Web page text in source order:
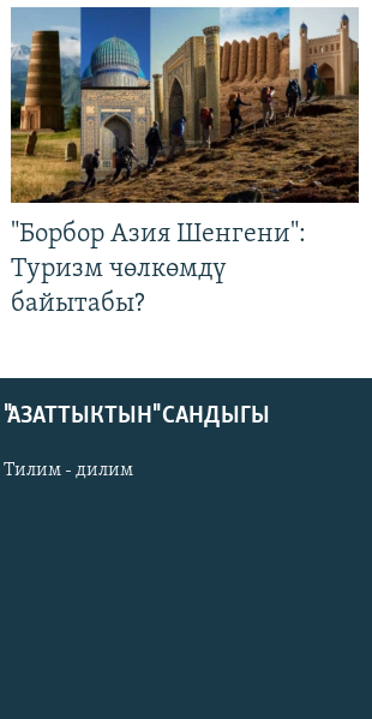
"Борбор Азия Шенгени":
Туризм чөлкөмдү
байытабы?
"АЗАТТЫКТЫН" САНДЫГЫ
Тилим - дилим